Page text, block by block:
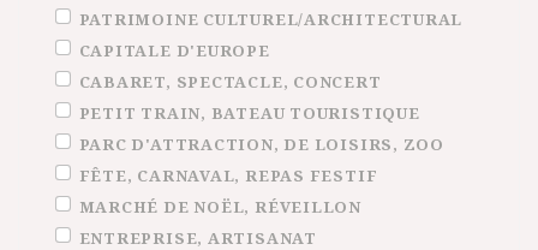
Etiquettes
PATRIMOINE CULTUREL/ARCHITECTURAL
CAPITALE D'EUROPE
CABARET, SPECTACLE, CONCERT
PETIT TRAIN, BATEAU TOURISTIQUE
PARC D'ATTRACTION, DE LOISIRS, ZOO
FÊTE, CARNAVAL, REPAS FESTIF
MARCHÉ DE NOËL, RÉVEILLON
ENTREPRISE, ARTISANAT